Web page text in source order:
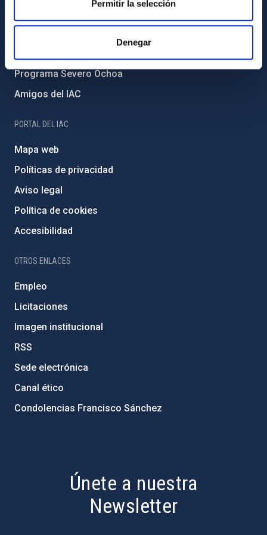
Permitir la selección
Denegar
Programa Severo Ochoa
Amigos del IAC
PORTAL DEL IAC
Mapa web
Políticas de privacidad
Aviso legal
Política de cookies
Accesibilidad
OTROS ENLACES
Empleo
Licitaciones
Imagen institucional
RSS
Sede electrónica
Canal ético
Condolencias Francisco Sánchez
Únete a nuestra
Newsletter